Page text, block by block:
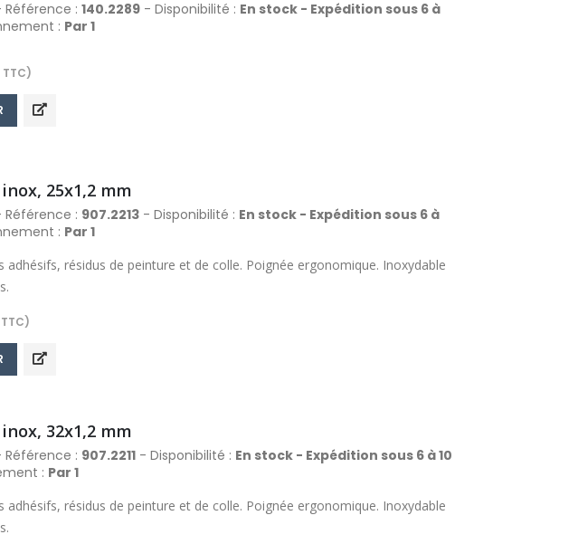
Référence : 140.2289 - Disponibilité : En stock - Expédition sous 6 à
: Par 1
25x1,2 mm
Référence : 907.2213 - Disponibilité : En stock - Expédition sous 6 à
: Par 1
adhésifs, résidus de peinture et de colle. Poignée ergonomique. Inoxydable
32x1,2 mm
Référence : 907.2211 - Disponibilité : En stock - Expédition sous 6 à 10
: Par 1
adhésifs, résidus de peinture et de colle. Poignée ergonomique. Inoxydable